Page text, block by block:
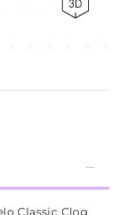
Classic Clog